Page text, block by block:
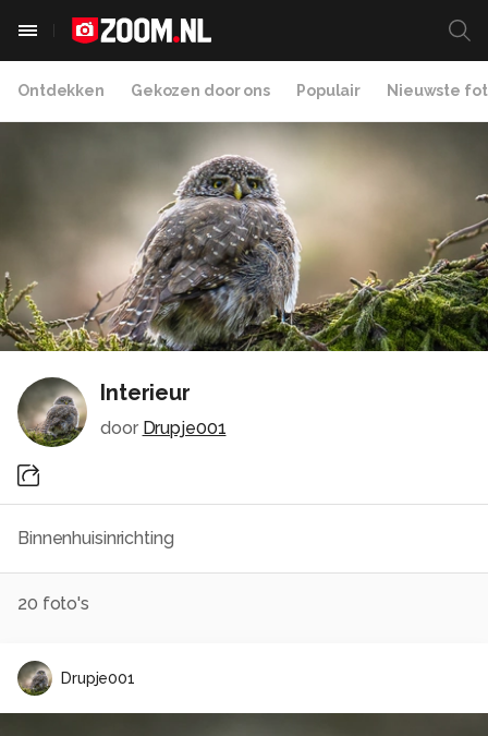
Ontdekken Gekozen door ons Populair Nieuwste
Interieur
door Drupje001
Binnenhuisinrichting
20 foto's
Drupje001